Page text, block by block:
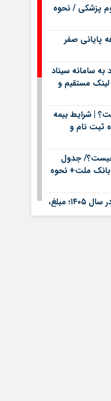
پزشکی / نحوه
پایانی صفر
۱۴۰۵ | ورود به سامانه سیناد
مستقیم و
| شرایط بیمه
نحوه ثبت نام و
وام بانک ملت ۱۴۰۵ چیست؟/ جدول
ملت+ نحوه
شرایط وام بانک مهر ایران در سال ۱۴۰۵؛ مبلغ،